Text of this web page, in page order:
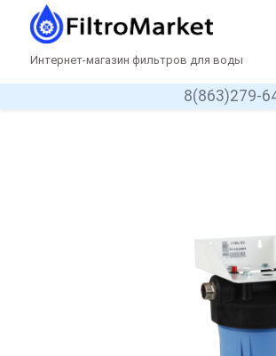
Интернет-магазин фильтров для воды
8(863)279-